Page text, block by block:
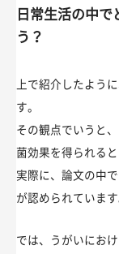
日常生活の中
う？
上で紹介したよう
す。
その観点でいうと
菌効果を得られると
実際に、論文の中
が認められています
では、うがいにお